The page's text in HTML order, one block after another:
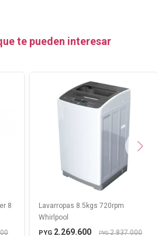
te pueden interesar
8
Lavarropas 8.5kgs 720rpm
Whirlpool
PYG 2.269.600 PYG2.837.000